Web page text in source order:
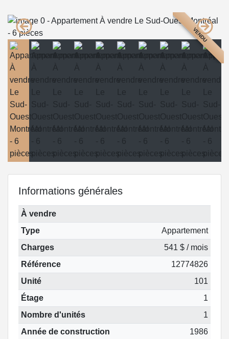
VENDU
Informations générales
À vendre
Type
Appartement
Charges
541 $ / mois
Référence
12774826
Unité
101
Étage
1
Nombre d'unités
1
Année de construction
1986